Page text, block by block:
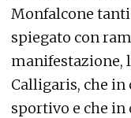
Monfalcone
spiegato con
manifestazione,
Calligaris, che
sportivo e che in